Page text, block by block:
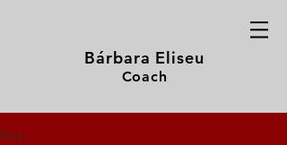
Bárbara Eliseu
Coach
Post